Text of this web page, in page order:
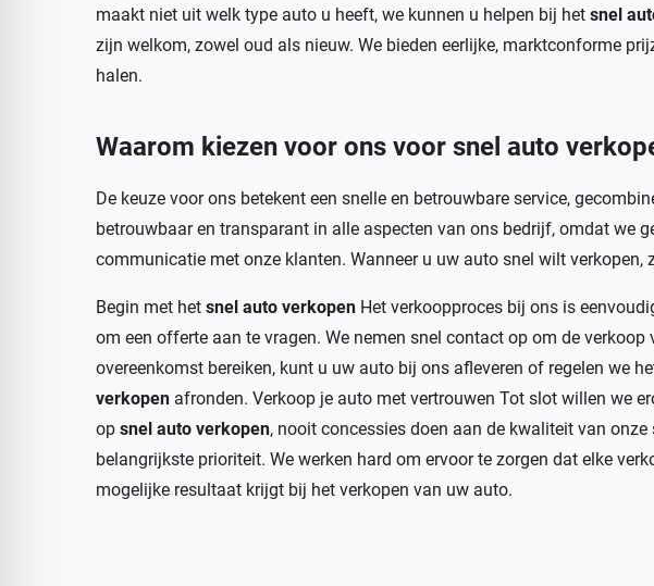
maakt niet uit welk type auto u heeft, we kunnen u helpen bij het snel
zijn welkom, zowel oud als nieuw. We bieden eerlijke, marktconforme
halen.
Waarom kiezen voor ons voor snel auto
De keuze voor ons betekent een snelle en betrouwbare service,
betrouwbaar en transparant in alle aspecten van ons bedrijf, omdat we
communicatie met onze klanten. Wanneer u uw auto snel wilt verkopen,
Begin met het snel auto verkopen Het verkoopproces bij ons is
om een offerte aan te vragen. We nemen snel contact op om de verkoop
overeenkomst bereiken, kunt u uw auto bij ons afleveren of regelen we
verkopen afronden. Verkoop je auto met vertrouwen Tot slot willen we
op snel auto verkopen, nooit concessies doen aan de kwaliteit van onze
belangrijkste prioriteit. We werken hard om ervoor te zorgen dat elke
mogelijke resultaat krijgt bij het verkopen van uw auto.